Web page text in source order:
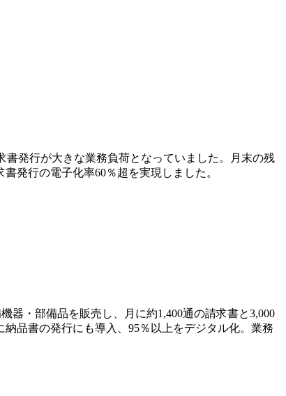
書発行が大きな業務負荷となっていました。月末の残
発行の電子化率60％超を実現しました。
器・部備品を販売し、月に約1,400通の請求書と3,000
品書の発行にも導入、95％以上をデジタル化。業務